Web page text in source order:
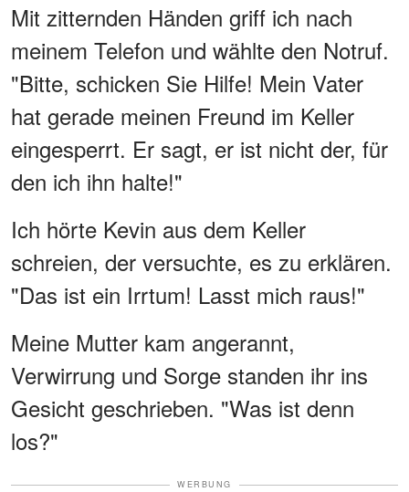
Mit zitternden Händen griff ich nach
meinem Telefon und wählte den Notruf.
"Bitte, schicken Sie Hilfe! Mein Vater
hat gerade meinen Freund im Keller
eingesperrt. Er sagt, er ist nicht der, für
den ich ihn halte!"
Ich hörte Kevin aus dem Keller
schreien, der versuchte, es zu erklären.
"Das ist ein Irrtum! Lasst mich raus!"
Meine Mutter kam angerannt,
Verwirrung und Sorge standen ihr ins
Gesicht geschrieben. "Was ist denn
los?"
WERBUNG